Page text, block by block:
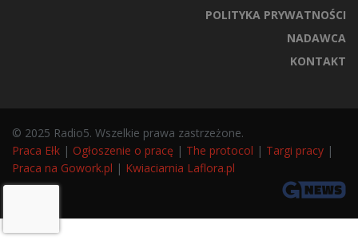
POLITYKA PRYWATNOŚCI
NADAWCA
KONTAKT
© 2025 Radio5. Wszelkie prawa zastrzeżone.
Praca Ełk | Ogłoszenie o pracę | The protocol | Targi pracy |
Praca na Gowork.pl | Kwiaciarnia Laflora.pl